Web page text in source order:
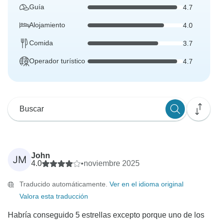
Guía 4.7
Alojamiento 4.0
Comida 3.7
Operador turístico 4.7
JM
John
4.0
•noviembre 2025
Traducido automáticamente. Ver en el idioma original
Valora esta traducción
Habría conseguido 5 estrellas excepto porque uno de los